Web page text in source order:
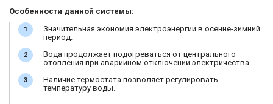
Особенности данной системы:
Значительная экономия электроэнергии в осенне-зимний
период.
Вода продолжает подогреваться от центрального
отопления при аварийном отключении электричества.
Наличие термостата позволяет регулировать
температуру воды.